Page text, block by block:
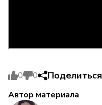
0 0 Поделиться
Автор материала